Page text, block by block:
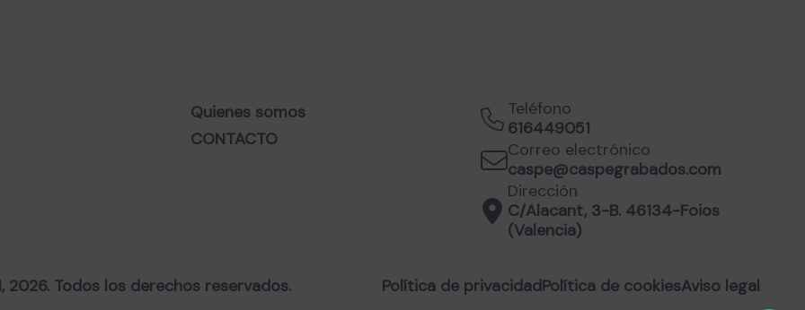
Quienes somos
CONTACTO
Teléfono
616449051
Correo electrónico
caspe@caspegrabados.com
Dirección
C/Alacant, 3-B. 46134-Foios
(Valencia)
2026. Todos los derechos reservados. Política de privacidadPolítica de cookiesAviso legal